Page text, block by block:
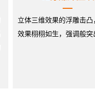
立体三维效果的浮雕击凸
效果栩栩如生，强调般突